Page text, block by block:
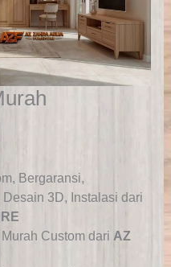
Bergaransi,
3D, Instalasi dari
Custom dari AZ